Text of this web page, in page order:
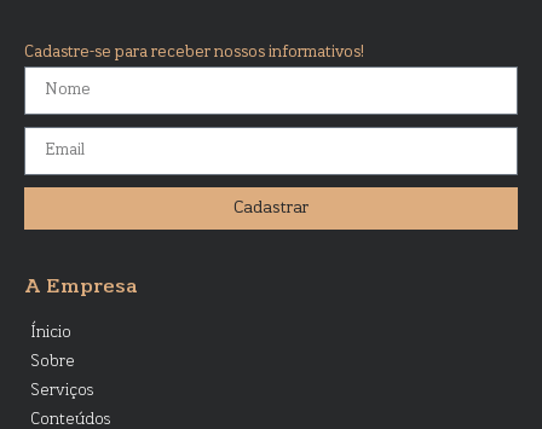
Cadastre-se para receber nossos informativos!
Cadastrar
A Empresa
Ínicio
Sobre
Serviços
Conteúdos